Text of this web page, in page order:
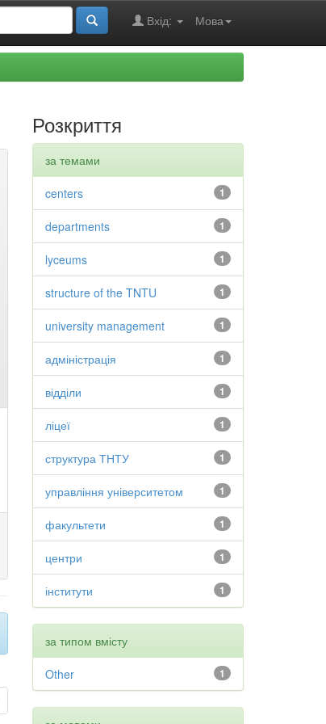
Мова
Вхід:
Розкриття
за темами
1
centers
1
departments
1
lyceums
1
structure of the TNTU
1
university management
1
адміністрація
1
відділи
1
ліцеї
1
структура ТНТУ
1
управління університетом
1
факультети
1
центри
1
інститути
за типом вмісту
1
Other